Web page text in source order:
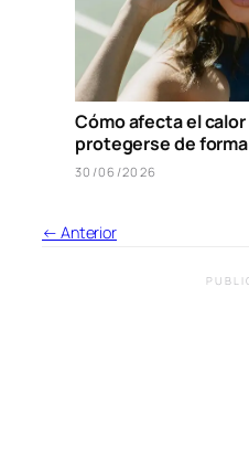
Cómo afecta el
protegerse de
30/06/2026
← Anterior